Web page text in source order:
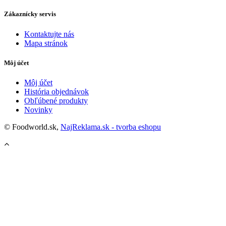
Zákaznícky servis
Kontaktujte nás
Mapa stránok
Môj účet
Môj účet
História objednávok
Obľúbené produkty
Novinky
© Foodworld.sk, NajReklama.sk - tvorba eshopu